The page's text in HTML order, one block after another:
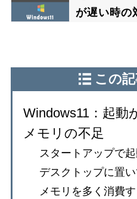
が遅い時の
この
Windows11：起動
メモリの不足
スタートアップで
デスクトップに置
メモリを多く消費